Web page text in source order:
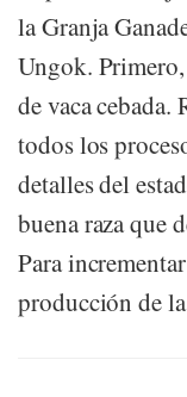
la Granja
Ungok.
de vaca
todos los
detalles del
buena raza que
Para
producción de